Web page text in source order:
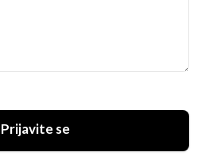
Prijavite se